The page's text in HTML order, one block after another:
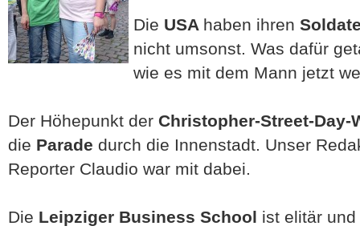
Die USA haben ihren
nicht umsonst. Was dafür
wie es mit dem Mann jetzt
Der Höhepunkt der Christopher-Street-Day-
die Parade durch die Innenstadt. Unser
Reporter Claudio war mit dabei.
Die Leipziger Business School ist elitär